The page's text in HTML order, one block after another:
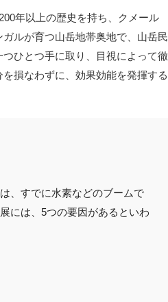
年以上の歴史を持ち、クメール
ルが育つ山岳地帯奥地で、山岳民
ひとつ手に取り、目視によって徹
損なわずに、効果効能を発揮する
、すでに水素などのブームで
には、5つの要因があるといわ